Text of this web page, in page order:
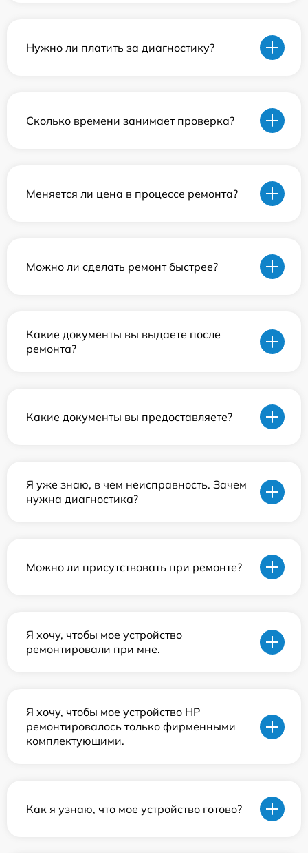
Нужно ли платить за диагностику?
Сколько времени занимает проверка?
Меняется ли цена в процессе ремонта?
Можно ли сделать ремонт быстрее?
Какие документы вы выдаете после
ремонта?
Какие документы вы предоставляете?
Я уже знаю, в чем неисправность. Зачем
нужна диагностика?
Можно ли присутствовать при ремонте?
Я хочу, чтобы мое устройство
ремонтировали при мне.
Я хочу, чтобы мое устройство HP
ремонтировалось только фирменными
комплектующими.
Как я узнаю, что мое устройство готово?